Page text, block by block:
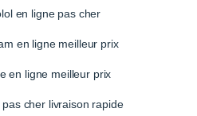
en ligne pas cher
en ligne meilleur prix
en ligne meilleur prix
cher livraison rapide